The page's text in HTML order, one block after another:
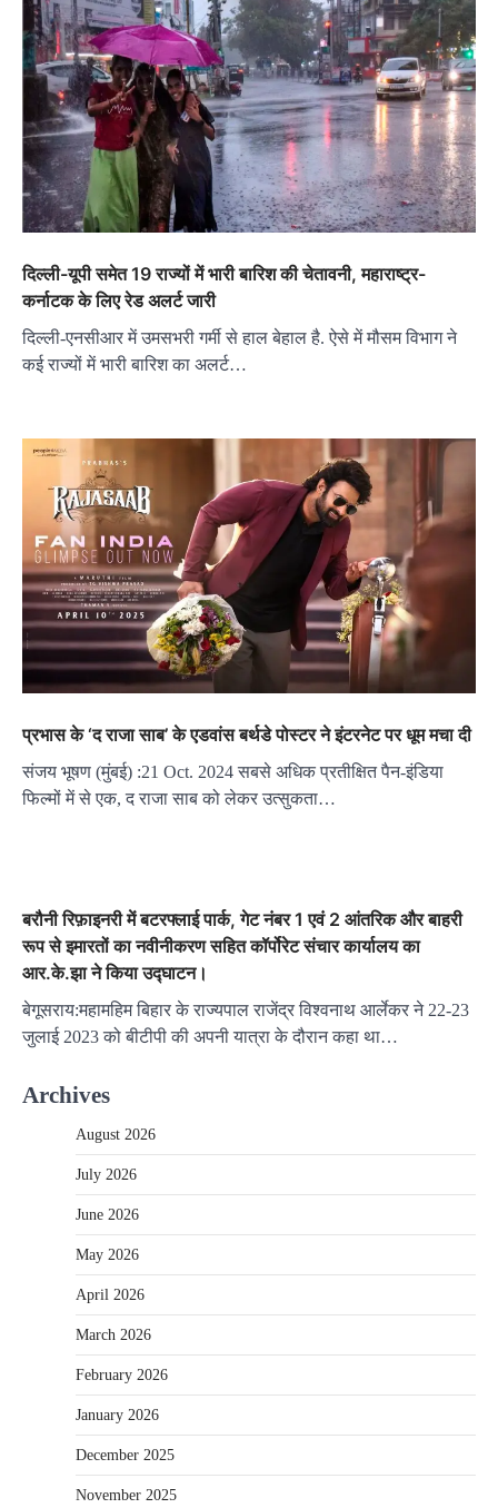
दिल्ली-यूपी समेत 19 राज्यों में भारी बारिश की चेतावनी, महाराष्ट्र-
कर्नाटक के लिए रेड अलर्ट जारी
दिल्ली-एनसीआर में उमसभरी गर्मी से हाल बेहाल है. ऐसे में मौसम विभाग ने
कई राज्यों में भारी बारिश का अलर्ट…
प्रभास के ‘द राजा साब’ के एडवांस बर्थडे पोस्टर ने इंटरनेट पर धूम मचा दी
संजय भूषण (मुंबई) :21 Oct. 2024 सबसे अधिक प्रतीक्षित पैन-इंडिया
फिल्मों में से एक, द राजा साब को लेकर उत्सुकता…
बरौनी रिफ़ाइनरी में बटरफ्लाई पार्क, गेट नंबर 1 एवं 2 आंतरिक और बाहरी
रूप से इमारतों का नवीनीकरण सहित कॉर्पोरेट संचार कार्यालय का
आर.के.झा ने किया उद्घाटन।
बेगूसराय:महामहिम बिहार के राज्यपाल राजेंद्र विश्वनाथ आर्लेकर ने 22-23
जुलाई 2023 को बीटीपी की अपनी यात्रा के दौरान कहा था…
Archives
August 2026
July 2026
June 2026
May 2026
April 2026
March 2026
February 2026
January 2026
December 2025
November 2025